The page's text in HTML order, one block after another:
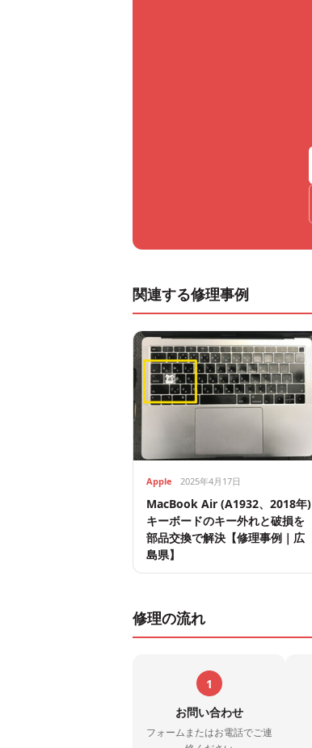
関連する修理事例
Apple 2025年4月17日
MacBook Air (A1932、2018年)
キーボードのキー外れと破損を
部品交換で解決【修理事例｜広
島県】
修理の流れ
1
お問い合わせ
フォームまたはお電話でご連